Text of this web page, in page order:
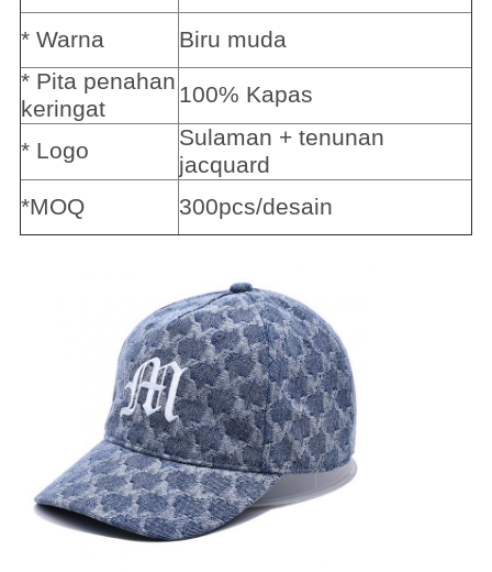
* Warna
Biru muda
* Pita penahan
keringat
100% Kapas
* Logo
Sulaman + tenunan
jacquard
*MOQ
300pcs/desain